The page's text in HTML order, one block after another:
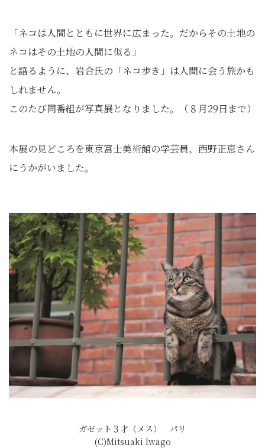
「ネコは人間とともに世界に広まった。だからその土地の
ネコはその土地の人間に似る」
と語るように、岩合氏の「ネコ歩き」は人間に会う旅かも
しれません。
このたび同番組が写真展となりました。（８月29日まで）
本展の見どころを東京富士美術館の学芸員、西野正恵さん
にうかがいました。
ガゼット３才（メス） パリ
(C)Mitsuaki Iwago